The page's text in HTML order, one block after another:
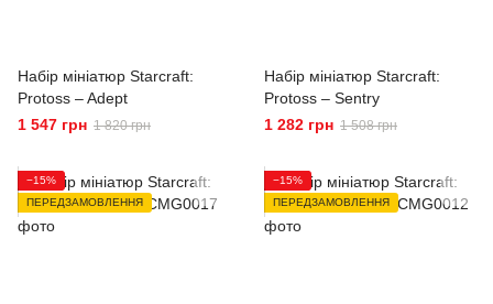
Набір мініатюр Starcraft:
Protoss – Adept
1 547 грн 1 820 грн
Набір мініатюр Starcraft:
Protoss – Sentry
1 282 грн 1 508 грн
−15%
ПЕРЕДЗАМОВЛЕННЯ
−15%
ПЕРЕДЗАМОВЛЕННЯ